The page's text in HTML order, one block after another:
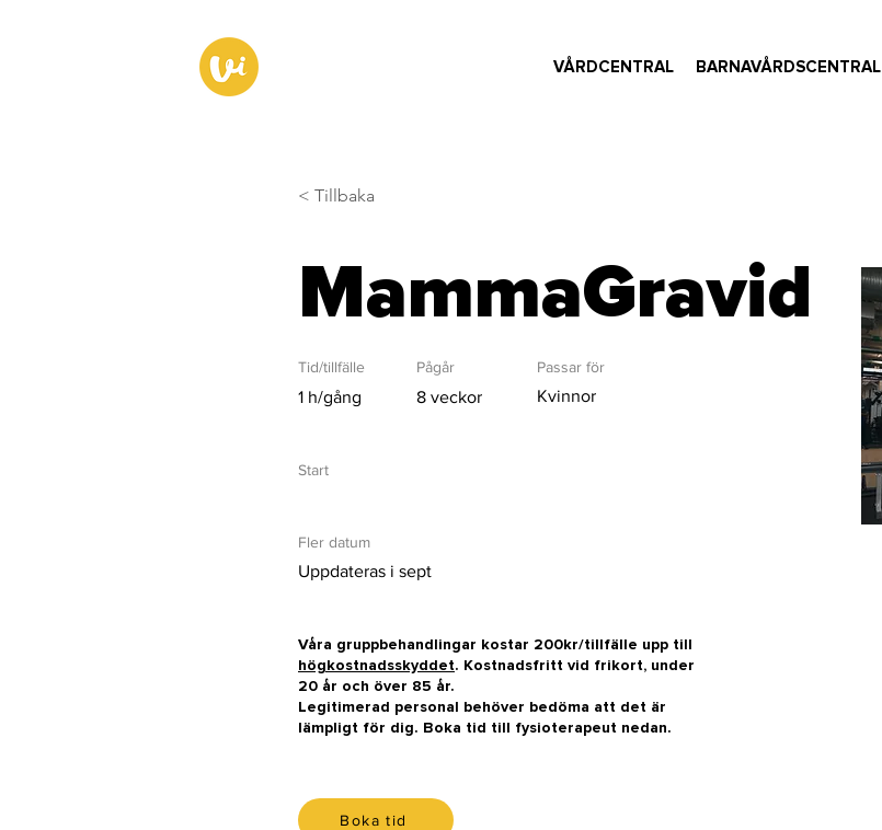
VÅRDCENTRAL BARNAVÅRDSCENTRAL
< Tillbaka
MammaGravid
Tid/tillfälle Pågår
1 h/gång 8 veckor
Passar för
Kvinnor
Start
Fler datum
Uppdateras i sept
Våra gruppbehandlingar kostar 200kr/tillfälle upp till
högkostnadsskyddet. Kostnadsfritt vid frikort, under
20 år och över 85 år.
Legitimerad personal behöver bedöma att det är
lämpligt för dig. Boka tid till fysioterapeut nedan.
Boka tid